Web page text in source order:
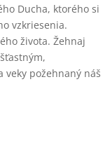
Ducha, ktorého si
vzkriesenia.
života. Žehnaj
požehnaný náš